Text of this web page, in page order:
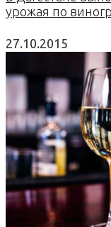
урожая по
27.10.2015